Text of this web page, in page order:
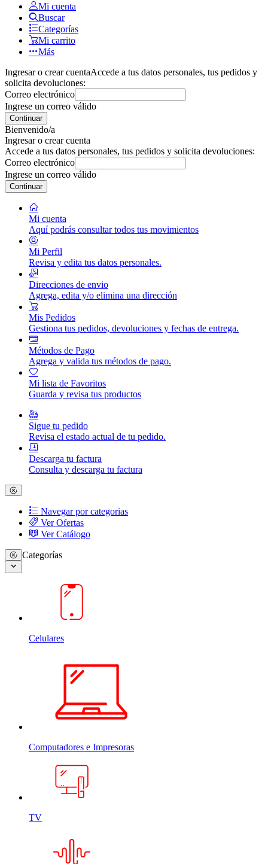
Mi cuenta
Buscar
Categorías
Mi carrito
Más
Ingresar o crear cuentaAccede a tus datos personales, tus pedidos y
solicita devoluciones:
Correo electrónico
Ingrese un correo válido
Continuar
Bienvenido/a
Ingresar o crear cuenta
Accede a tus datos personales, tus pedidos y solicita devoluciones:
Correo electrónico
Ingrese un correo válido
Continuar
Mi cuenta
Aquí podrás consultar todos tus movimientos
Mi Perfil
Revisa y edita tus datos personales.
Direcciones de envio
Agrega, edita y/o elimina una dirección
Mis Pedidos
Gestiona tus pedidos, devoluciones y fechas de entrega.
Métodos de Pago
Agrega y valida tus métodos de pago.
Mi lista de Favoritos
Guarda y revisa tus productos
Sigue tu pedido
Revisa el estado actual de tu pedido.
Descarga tu factura
Consulta y descarga tu factura
Navegar por categorias
Ver Ofertas
Ver Catálogo
Categorías
Celulares
Computadores e Impresoras
TV